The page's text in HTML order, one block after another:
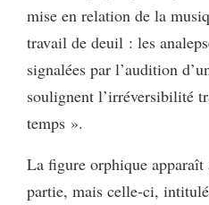
mise en relation de la
travail de deuil : les
signalées par l’audition
soulignent l’irréversibilité
temps ».
La figure orphique apparaît
partie, mais celle-ci,